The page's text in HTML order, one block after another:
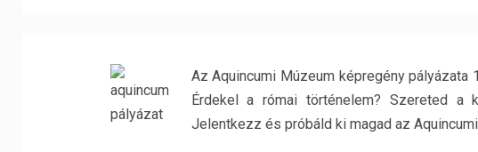
Az Aquincumi Múzeum képregény
Érdekel a római történelem? Szereted a
Jelentkezz és próbáld ki magad az